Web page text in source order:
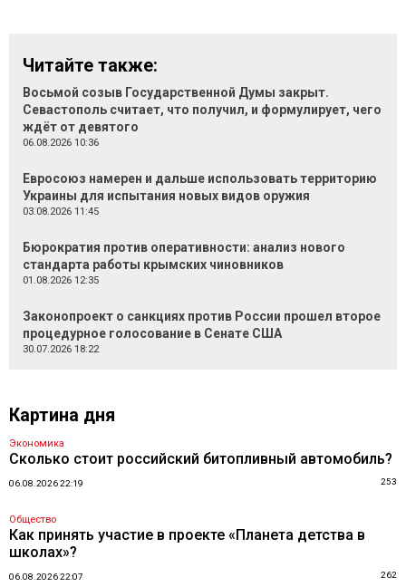
Читайте также:
Восьмой созыв Государственной Думы закрыт.
Севастополь считает, что получил, и формулирует, чего
ждёт от девятого
06.08.2026 10:36
Евросоюз намерен и дальше использовать территорию
Украины для испытания новых видов оружия
03.08.2026 11:45
Бюрократия против оперативности: анализ нового
стандарта работы крымских чиновников
01.08.2026 12:35
Законопроект о санкциях против России прошел второе
процедурное голосование в Сенате США
30.07.2026 18:22
Картина дня
Экономика
Сколько стоит российский битопливный автомобиль?
06.08.2026 22:19 253
Общество
Как принять участие в проекте «Планета детства в
школах»?
06.08.2026 22:07 262